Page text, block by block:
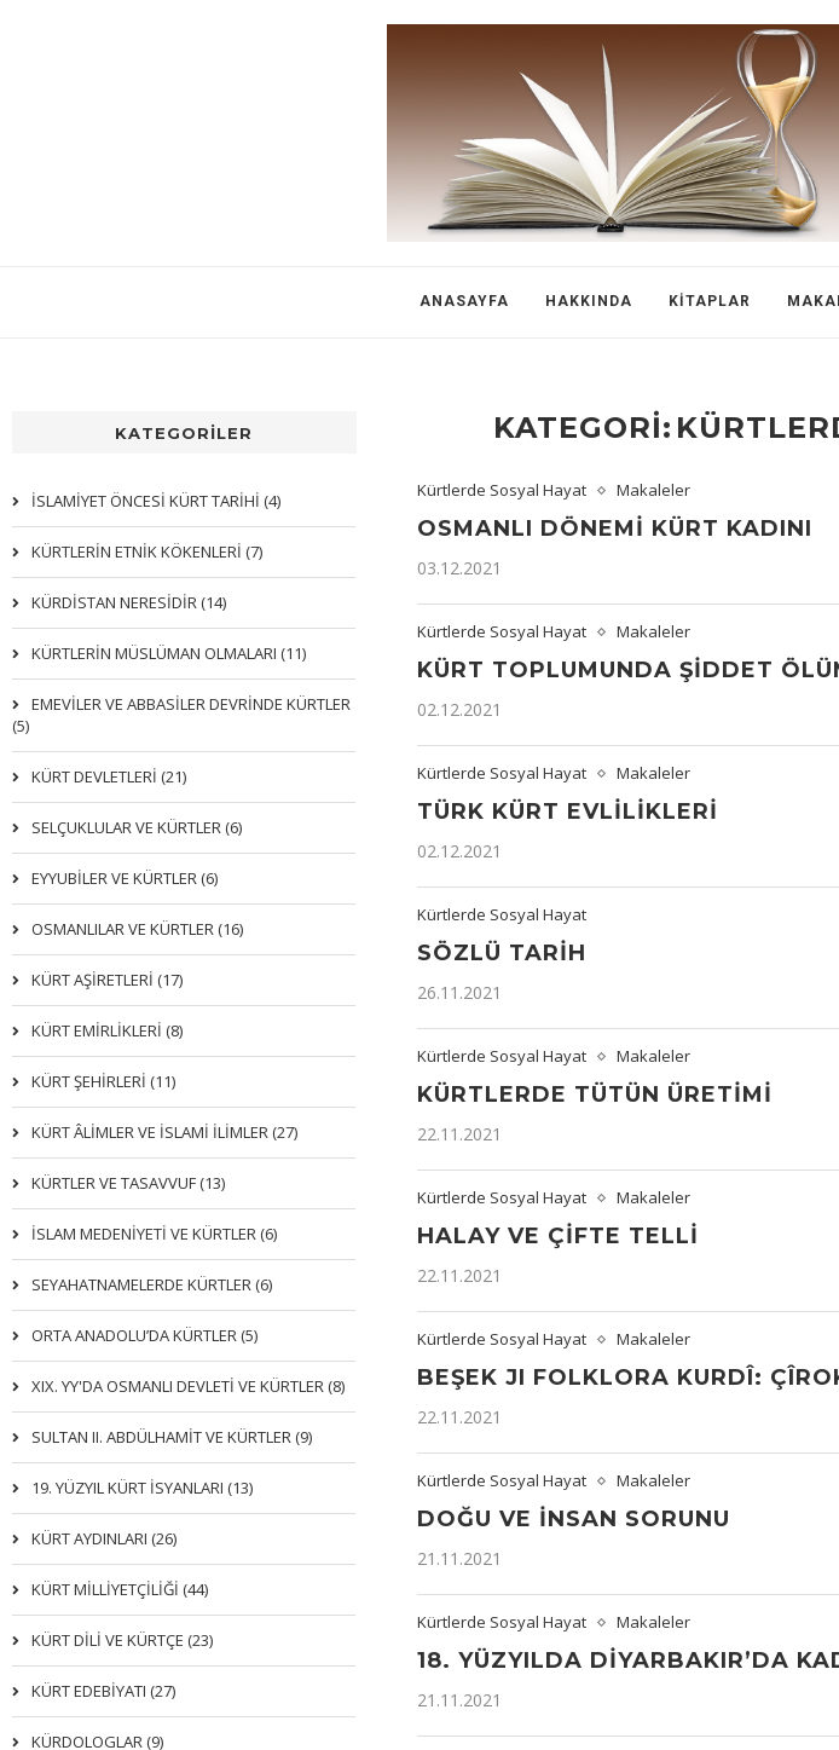
ANASAYFA HAKKINDA KITAPLAR
KATEGORI:
Kürtlerde Sosyal Hayat Makaleler
OSMANLI DÖNEMI KÜRT KADINI
03.12.2021
Kürtlerde Sosyal Hayat Makaleler
KÜRT TOPLUMUNDA ŞIDDET
02.12.2021
Kürtlerde Sosyal Hayat Makaleler
TÜRK KÜRT EVLILIKLERI
02.12.2021
Kürtlerde Sosyal Hayat
SÖZLÜ TARIH
26.11.2021
Kürtlerde Sosyal Hayat Makaleler
KÜRTLERDE TÜTÜN ÜRETIMI
22.11.2021
Kürtlerde Sosyal Hayat Makaleler
HALAY VE ÇIFTE TELLI
22.11.2021
Kürtlerde Sosyal Hayat Makaleler
BEŞEK JI FOLKLORA KURDÎ:
22.11.2021
Kürtlerde Sosyal Hayat Makaleler
DOĞU VE İNSAN SORUNU
21.11.2021
Kürtlerde Sosyal Hayat Makaleler
18. YÜZYILDA DIYARBAKIR’DA
21.11.2021
KATEGORİLER
İSLAMİYET ÖNCESİ KÜRT TARİHİ (4)
KÜRTLERIN ETNIK KÖKENLERI (7)
KÜRDİSTAN NERESİDİR (14)
KÜRTLERİN MÜSLÜMAN OLMALARI (11)
EMEVİLER VE ABBASİLER DEVRİNDE KÜRTLER
(5)
KÜRT DEVLETLERİ (21)
SELÇUKLULAR VE KÜRTLER (6)
EYYUBİLER VE KÜRTLER (6)
OSMANLILAR VE KÜRTLER (16)
KÜRT AŞİRETLERİ (17)
KÜRT EMİRLİKLERİ (8)
KÜRT ŞEHİRLERİ (11)
KÜRT ÂLİMLER VE İSLAMİ İLİMLER (27)
KÜRTLER VE TASAVVUF (13)
İSLAM MEDENİYETİ VE KÜRTLER (6)
SEYAHATNAMELERDE KÜRTLER (6)
ORTA ANADOLU’DA KÜRTLER (5)
XIX. YY'DA OSMANLI DEVLETI VE KÜRTLER (8)
SULTAN II. ABDÜLHAMİT VE KÜRTLER (9)
19. YÜZYIL KÜRT İSYANLARI (13)
KÜRT AYDINLARI (26)
KÜRT MİLLİYETÇİLİĞİ (44)
KÜRT DİLİ VE KÜRTÇE (23)
KÜRT EDEBİYATI (27)
KÜRDOLOGLAR (9)